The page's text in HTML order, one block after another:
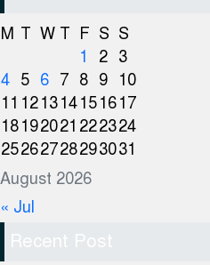
August 2026
M T W T F S S
1
2 3
4 5 6 7 8 9
10
11 121314151617
18192021 222324
25262728293031
« Jul
Recent Post